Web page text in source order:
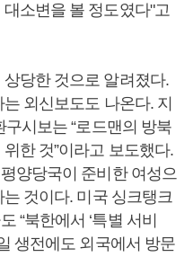
소변을 볼 정도였다"고
당한 것으로 알려졌다.
외신보도도 나온다. 지
시보는 “로드맨의 방북
한 것”이라고 보도했다.
양당국이 준비한 여성으
것이다. 미국 싱크탱크
“북한에서 ‘특별 서비
생전에도 외국에서 방문